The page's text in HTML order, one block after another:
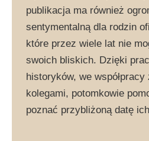
publikacja ma również
sentymentalną dla rodzin
które przez wiele lat nie
swoich bliskich. Dzięki
historyków, we
kolegami, potomkowie
poznać przybliżoną datę